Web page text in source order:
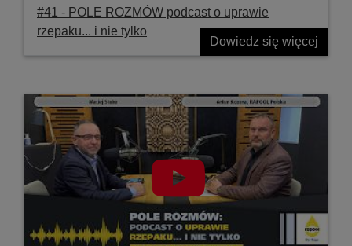
#41 ‐ POLE ROZMÓW podcast o uprawie
rzepaku... i nie tylko
Dowiedz się więcej